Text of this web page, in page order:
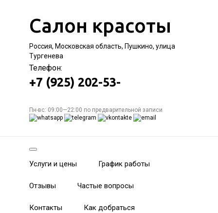
Салон красоты
Россия, Московская область, Пушкино, улица
Тургенева
Телефон:
+7 (925) 202-53-
Пн-вс: 09:00—22:00 по предварительной записи
Услуги и цены График работы
Отзывы Частые вопросы
Контакты Как добраться